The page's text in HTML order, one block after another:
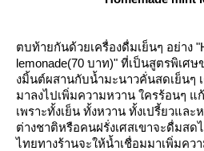
ตบท้ายกันด้วยเครื่องดื่มเย็นๆ อย่าง
lemonade(70 บาท)" ที่เป็นสูตรพิเศ
งมิ้นต์ผสานกับน้ำมะนาวคั่นสดเย็นๆ
มาลงไปเพิ่มความหวาน ใครร้อนๆ
เพราะทั้งเย็น ทั้งหวาน ทั้งเปรี้ยวแล
ต่างชาติหรือคนฝรั่งเศสเขาจะดื่มส
ไทยทางร้านจะให้น้ำเชื่อมมาเพิ่มคว